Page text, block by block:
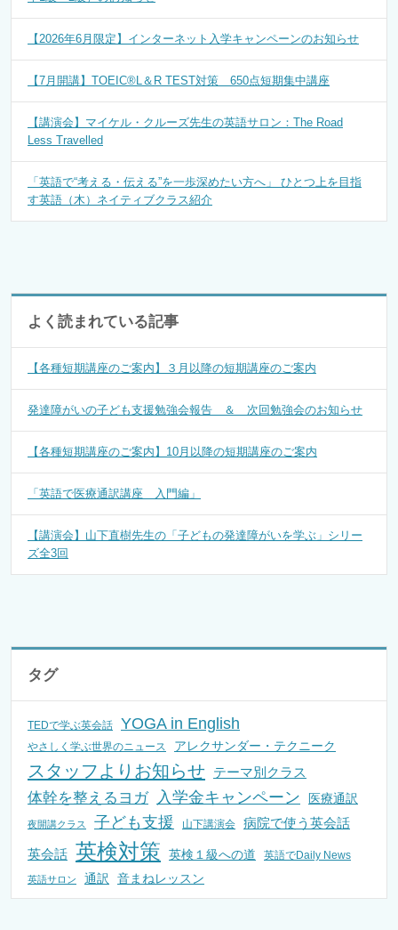
【2026年6月限定】インターネット入学キャンペーンのお知らせ
【7月開講】TOEIC®L＆R TEST対策 650点短期集中講座
【講演会】マイケル・クルーズ先生の英語サロン：The Road
Less Travelled
「英語で“考える・伝える”を一歩深めたい方へ」 ひとつ上を目指
す英語（木）ネイティブクラス紹介
よく読まれている記事
【各種短期講座のご案内】３月以降の短期講座のご案内
発達障がいの子ども支援勉強会報告 ＆ 次回勉強会のお知らせ
【各種短期講座のご案内】10月以降の短期講座のご案内
「英語で医療通訳講座 入門編」
【講演会】山下直樹先生の「子どもの発達障がいを学ぶ」シリー
ズ全3回
タグ
TEDで学ぶ英会話 YOGA in English
やさしく学ぶ世界のニュース アレクサンダー・テクニーク
スタッフよりお知らせ テーマ別クラス
体幹を整えるヨガ 入学金キャンペーン 医療通訳
夜開講クラス 子ども支援 山下講演会 病院で使う英会話
英会話 英検対策 英検１級への道 英語でDaily News
英語サロン 通訳 音まねレッスン